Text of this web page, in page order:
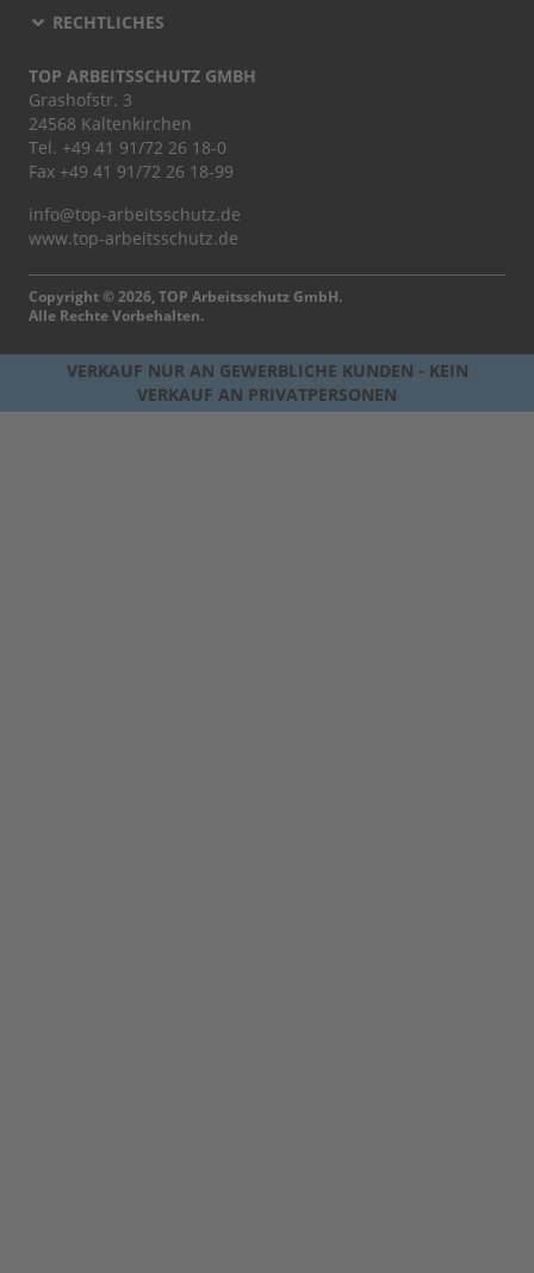
RECHTLICHES
TOP ARBEITSSCHUTZ GMBH
Grashofstr. 3
24568 Kaltenkirchen
Tel. +49 41 91/72 26 18-0
Fax +49 41 91/72 26 18-99
info@top-arbeitsschutz.de
www.top-arbeitsschutz.de
Copyright © 2026, TOP Arbeitsschutz GmbH.
Alle Rechte Vorbehalten.
VERKAUF NUR AN GEWERBLICHE KUNDEN - KEIN
VERKAUF AN PRIVATPERSONEN